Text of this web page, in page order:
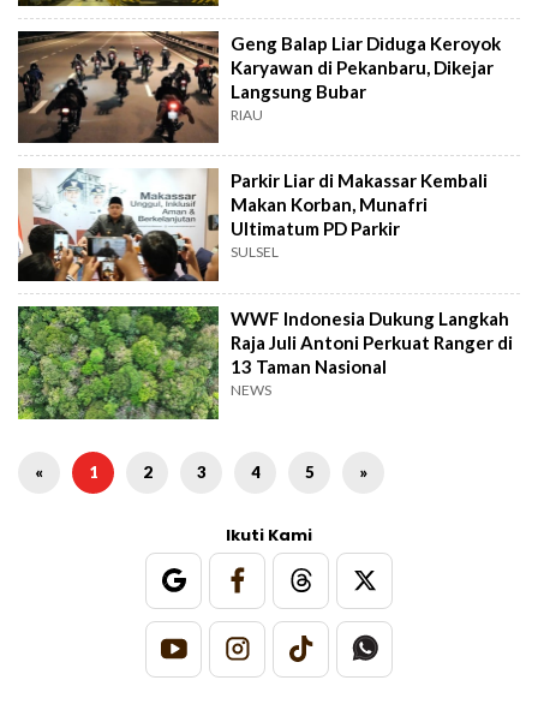
Geng Balap Liar Diduga Keroyok
Karyawan di Pekanbaru, Dikejar
Langsung Bubar
RIAU
Parkir Liar di Makassar Kembali
Makan Korban, Munafri
Ultimatum PD Parkir
SULSEL
WWF Indonesia Dukung Langkah
Raja Juli Antoni Perkuat Ranger di
13 Taman Nasional
NEWS
« 1 2 3 4 5 »
Ikuti Kami